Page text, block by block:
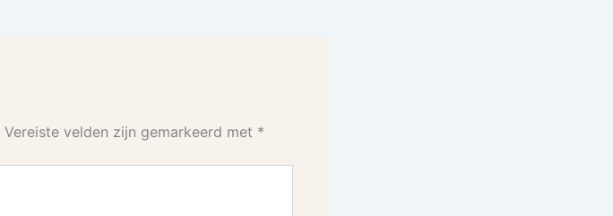
Vereiste velden zijn gemarkeerd met *